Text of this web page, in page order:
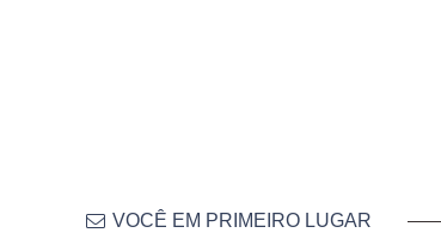
VOCÊ EM PRIMEIRO LUGAR